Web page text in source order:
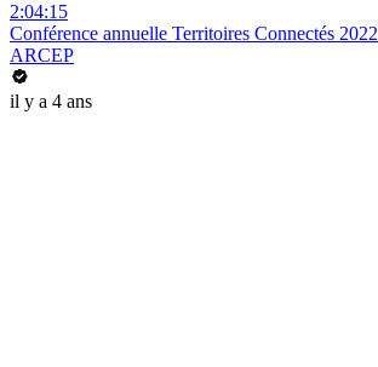
2:04:15
Conférence annuelle Territoires Connectés
ARCEP
il y a 4 ans